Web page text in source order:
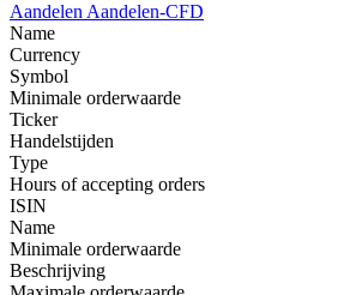
Aandelen Aandelen-CFD
Name
Currency
Symbol
Minimale orderwaarde
Ticker
Handelstijden
Type
Hours of accepting orders
ISIN
Name
Minimale orderwaarde
Beschrijving